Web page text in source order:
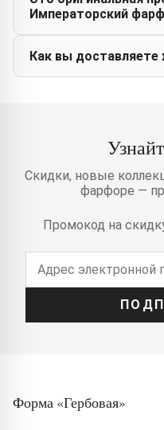
Императорский
Как вы доставляете
Скидки, новые
фарфоре —
Промокод на
Форма «Гербовая»